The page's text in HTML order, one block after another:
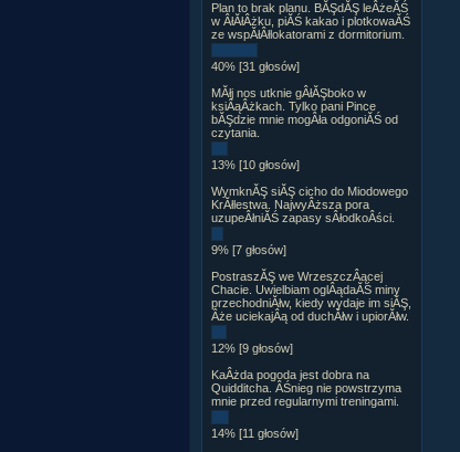
Plan to brak planu. BĂŞdĂŞ leÂżeĂŚ
w ÂłĂłÂżku, piĂŚ kakao i plotkowaĂŚ
ze wspĂłÂłlokatorami z dormitorium.
40% [31 głosów]
MĂłj nos utknie gÂłĂŞboko w
ksiÂąÂżkach. Tylko pani Pince
bĂŞdzie mnie mogÂła odgoniĂŚ od
czytania.
13% [10 głosów]
WymknĂŞ siĂŞ cicho do Miodowego
KrĂłlestwa. NajwyÂższa pora
uzupeÂłniĂŚ zapasy sÂłodkoÂści.
9% [7 głosów]
PostraszĂŞ we WrzeszczÂącej
Chacie. Uwielbiam oglÂądaĂŚ miny
przechodniĂłw, kiedy wydaje im siĂŞ,
Âże uciekajÂą od duchĂłw i upiorĂłw.
12% [9 głosów]
KaÂżda pogoda jest dobra na
Quidditcha. ÂŚnieg nie powstrzyma
mnie przed regularnymi treningami.
14% [11 głosów]